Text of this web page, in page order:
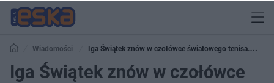
Wiadomości
Iga Świątek znów w czołówce światowego tenisa.
Awans po triumfie na Wimbledonie
Iga Świątek znów w czołówce